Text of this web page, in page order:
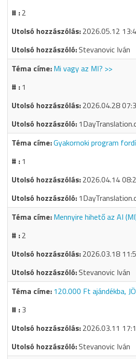
2
2026.05.12
Stevanovic Iván
Mi vagy az MI? >>
1
2026.04.28
Gyakornoki program
1
2026.04.14
Mennyire hihető az AI
2
2026.03.18
Stevanovic Iván
120.000 Ft ajándékba,
3
2026.03.11
Stevanovic Iván